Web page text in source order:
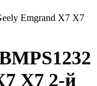
Emgrand X7 X7
X7 2-й